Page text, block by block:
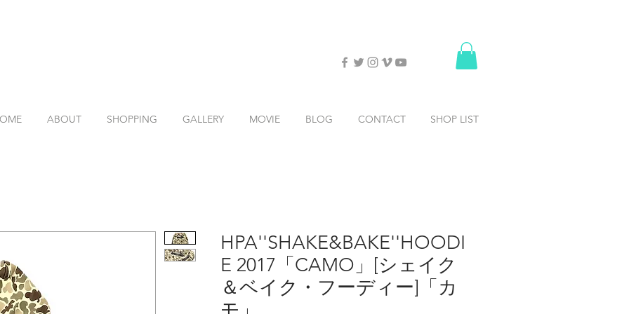
ABOUT SHOPPING GALLERY MOVIE BLOG CONTACT SHOP LIST
HPA''SHAKE&BAKE''HOODI
E 2017「CAMO」[シェイク
＆ベイク・フーディー]「カ